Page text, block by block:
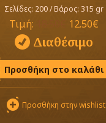
Σελίδες: 200/Βάρος: 315 gr
Τιμή: 12.50€
Διαθέσιμο
Προσθήκη στο καλάθι
Προσθήκη στην wishlist